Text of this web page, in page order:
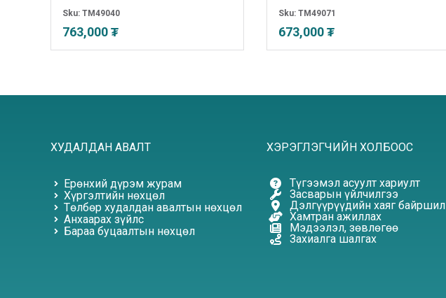
Sku: TM49040
763,000 ₮
Sku: TM49071
673,000 ₮
ХУДАЛДАН АВАЛТ
Ерөнхий дүрэм журам
Хүргэлтийн нөхцөл
Төлбөр худалдан авалтын нөхцөл
Анхаарах зүйлс
Бараа буцаалтын нөхцөл
ХЭРЭГЛЭГЧИЙН ХОЛБООС
Түгээмэл асуулт хариулт
Засварын үйлчилгээ
Дэлгүүрүүдийн хаяг байршил
Хамтран ажиллах
Мэдээлэл, зөвлөгөө
Захиалга шалгах